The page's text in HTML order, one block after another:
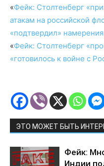
«Фейк: Столтенберг
атакам на российской
«подтвердил»
«Фейк: Столтенберг
«готовилось к войне с
ЭТО МОЖЕТ БЫТЬ
Фейк:
Индии